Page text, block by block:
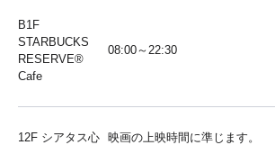
B1F
STARBUCKS
RESERVE®︎
Cafe
08:00～22:30
12F シアタス心 映画の上映時間に準じます。